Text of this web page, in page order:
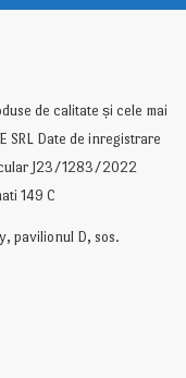
de calitate și cele mai
SRL Date de inregistrare
J23/1283/2022
149 C
pavilionul D, sos.